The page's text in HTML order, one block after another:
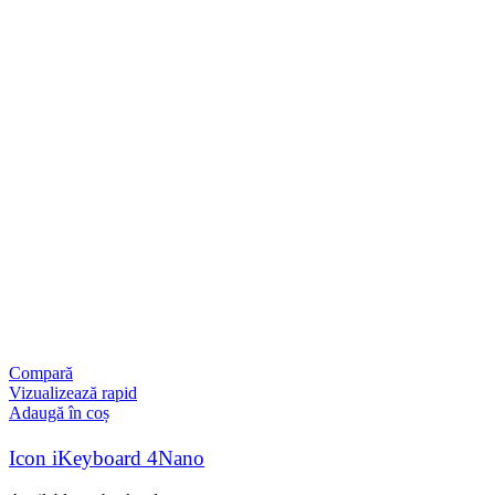
Compară
Vizualizează rapid
Adaugă în coș
Icon iKeyboard 4Nano